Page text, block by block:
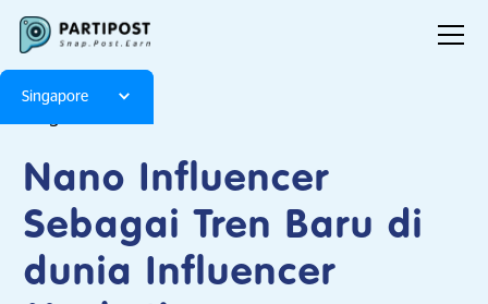
Singapore
Nano Influencer
Sebagai Tren Baru di
dunia Influencer